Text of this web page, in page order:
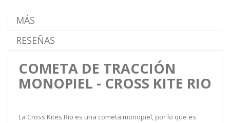
MÁS
RESEÑAS
COMETA DE TRACCIÓN
MONOPIEL - CROSS KITE RIO
La Cross Kites Rio es una cometa monopiel, por lo que es